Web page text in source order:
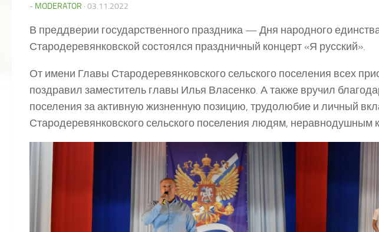
- MODERATOR · 03.11.2022
В преддверии государственного праздника — Дня народного
Стародеревянковской состоялся праздничный концерт «Я русский».
От имени Главы Стародеревянковского сельского поселения всех
поздравил заместитель главы Илья Власенко. А также вручил
поселения за активную жизненную позицию, трудолюбие и личный
Стародеревянковского сельского поселения людям, неравнодушным